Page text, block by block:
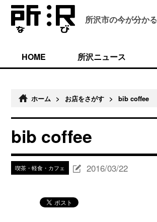
所沢市の今が分かる
HOME 所沢ニュース
ホーム > お店をさがす > bib coffee
bib coffee
喫茶・軽食・カフェ 2016/03/22